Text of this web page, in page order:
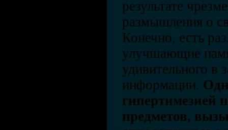
результате
размышления о
Конечно, есть
улучшающие
удивительного в
информации.
гипертимезией
предметов,